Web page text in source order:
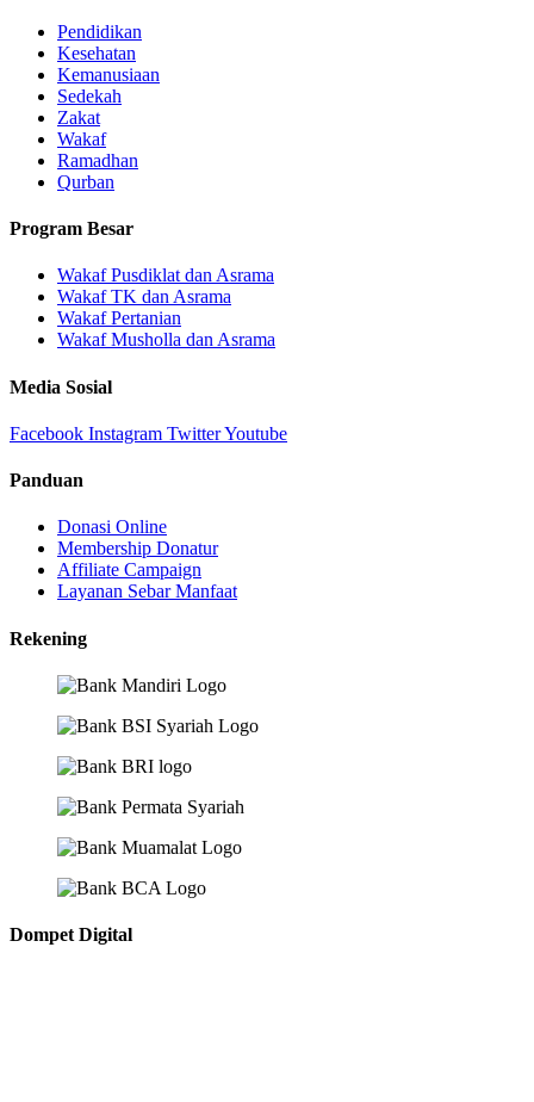
Pendidikan
Kesehatan
Kemanusiaan
Sedekah
Zakat
Wakaf
Ramadhan
Qurban
Program Besar
Wakaf Pusdiklat dan Asrama
Wakaf TK dan Asrama
Wakaf Pertanian
Wakaf Musholla dan Asrama
Media Sosial
Facebook Instagram TwitterYoutube
Panduan
Donasi Online
Membership Donatur
Affiliate Campaign
Layanan Sebar Manfaat
Rekening
Dompet Digital